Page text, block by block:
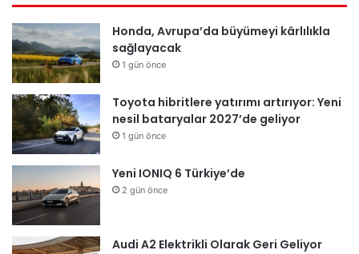
Honda, Avrupa’da büyümeyi kârlılıkla
sağlayacak
1 gün önce
Toyota hibritlere yatırımı artırıyor: Yeni
nesil bataryalar 2027’de geliyor
1 gün önce
Yeni IONIQ 6 Türkiye’de
2 gün önce
Audi A2 Elektrikli Olarak Geri Geliyor